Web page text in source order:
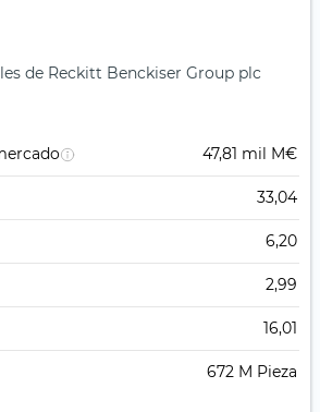
de Reckitt Benckiser Group plc
47,81 mil M€
33,04
6,20
2,99
16,01
672 M Pieza